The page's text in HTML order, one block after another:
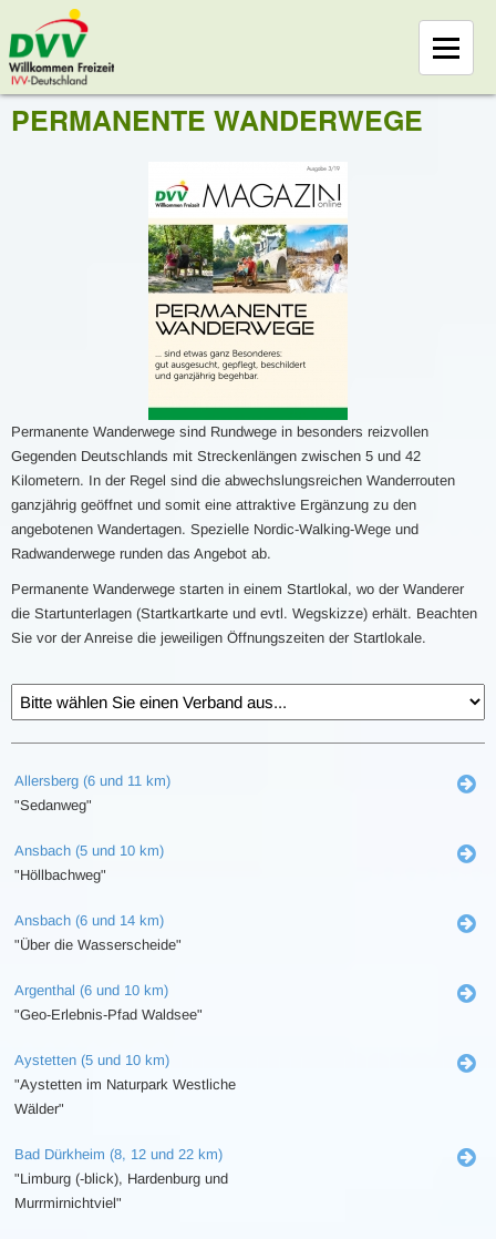
PERMANENTE WANDERWEGE
Permanente Wanderwege sind Rundwege in besonders reizvollen
Gegenden Deutschlands mit Streckenlängen zwischen 5 und 42
Kilometern. In der Regel sind die abwechslungsreichen Wanderrouten
ganzjährig geöffnet und somit eine attraktive Ergänzung zu den
angebotenen Wandertagen. Spezielle Nordic-Walking-Wege und
Radwanderwege runden das Angebot ab.
Permanente Wanderwege starten in einem Startlokal, wo der Wanderer
die Startunterlagen (Startkartkarte und evtl. Wegskizze) erhält. Beachten
Sie vor der Anreise die jeweiligen Öffnungszeiten der Startlokale.
Allersberg (6 und 11 km)
"Sedanweg"
Ansbach (5 und 10 km)
"Höllbachweg"
Ansbach (6 und 14 km)
"Über die Wasserscheide"
Argenthal (6 und 10 km)
"Geo-Erlebnis-Pfad Waldsee"
Aystetten (5 und 10 km)
"Aystetten im Naturpark Westliche
Wälder"
Bad Dürkheim (8, 12 und 22 km)
"Limburg (-blick), Hardenburg und
Murrmirnichtviel"